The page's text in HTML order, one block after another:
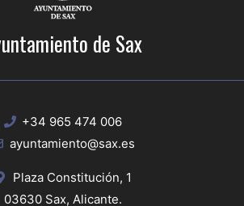
de Sax
+34 965 474 006
ayuntamiento@sax.es
Plaza Constitución, 1
03630 Sax, Alicante.